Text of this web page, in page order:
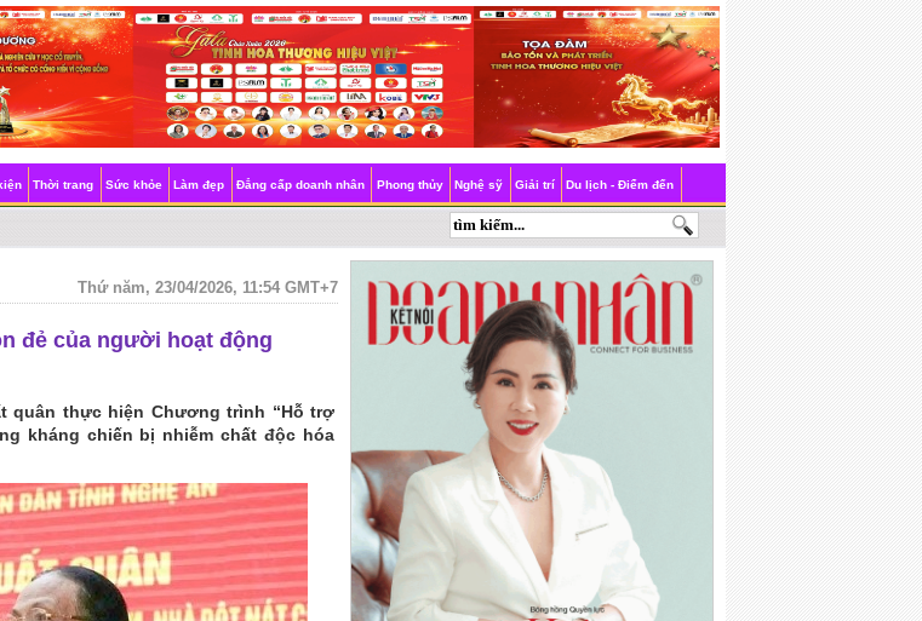
Thời trang Sức khỏe Làm đẹp Đẳng cấp doanh nhân Phong thủy Nghệ sỹ Giải trí Du lịch - Điểm đến
Thứ năm, 23/04/2026, 11:54 GMT+7
đẻ của người hoạt động
quân thực hiện Chương trình “Hỗ trợ
kháng chiến bị nhiễm chất độc hóa